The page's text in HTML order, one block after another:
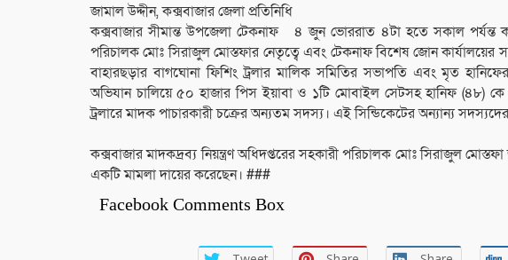
‎জামাল উদ্দীন, কক্সবাজার জেলা প্রতিনিধি
কক্সবাজার সীমান্ত উপজেলা টেকনাফ ‎ ৪ জুন ভোররাত ৪টা হতে সকাল পর্যন্ত
পরিচালক মোঃ সিরাজুল মোস্তফার নেতৃত্বে এবং টেকনাফ বিশেষ জোন কার্যালয়ের
বাহারছড়ার বাগঘোনা ফিশিং ট্রলার মালিক সমিতির সভাপতি এবং মৃত
অভিযান চালিয়ে ৫০ হাজার পিস ইয়াবা ও ১টি মোবাইল সেটসহ হানিফ (৪৮)
ট্রলারে মাদক পাচারকারী চক্রের অন্যতম সদস্য। এই সিন্ডিকেটের অন্যান্য সদস্যদের
‎কক্সবাজার মাদকদ্রব্য নিয়ন্ত্রণ অধিদপ্তরের সহকারী পরিচালক মোঃ সিরাজুল
একটি মামলা দায়ের করেছেন। ###
Facebook Comments Box